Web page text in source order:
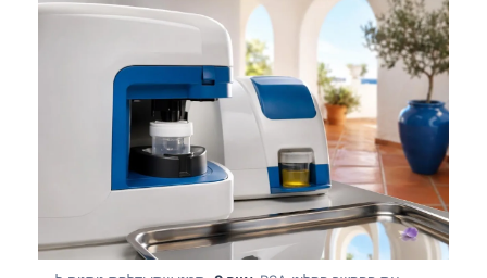
मराठी
தமிழ்
ગુજરાતી
ಕನ್ನಡ
മലയാളം
Tiếng Việt